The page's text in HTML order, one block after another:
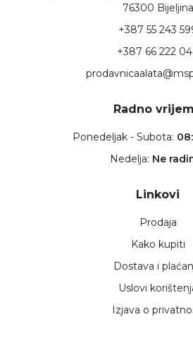
76300 Bijeljina
+387 55 243
+387 66 222
Radno
Ponedeljak - Subota:
Nedelja: Ne
Linkovi
Prodaja
Kako kupiti
Dostava i
Uslovi
Izjava o